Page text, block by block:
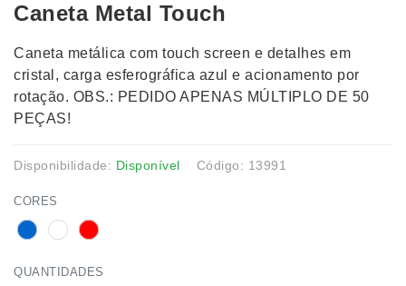
Caneta Metal Touch
Caneta metálica com touch screen e detalhes em
cristal, carga esferográfica azul e acionamento por
rotação. OBS.: PEDIDO APENAS MÚLTIPLO DE 50
PEÇAS!
Disponibilidade: Disponível Código: 13991
CORES
QUANTIDADES